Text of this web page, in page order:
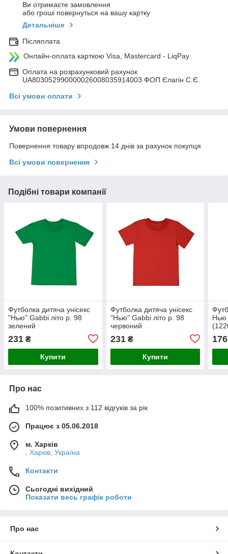
Ви отримаєте замовлення
або гроші повернуться на вашу картку
Детальніше
Післяплата
Онлайн-оплата карткою Visa, Mastercard - LiqPay
Оплата на розрахунковий рахунок
UA803052990000026008035914003 ФОП Єлагін С.Є.
Всі умови оплати
Умови повернення
Повернення товару впродовж 14 днів за рахунок покупця
Всі умови повернення
Подібні товари компанії
Футболка дитяча унісекс
"Нью" Gabbi літо р. 98
зелений
231 ₴
Купити
Футболка дитяча унісекс
"Нью" Gabbi літо р. 98
червоний
231₴
Купити
Нью
176
Про нас
100% позитивних з 112 відгуків за рік
Працює з 05.06.2018
м. Харків
, Харків, Україна
Контакти
Сьогодні вихідний
Показати весь графік роботи
Про нас